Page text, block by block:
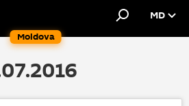
Moldova
MD